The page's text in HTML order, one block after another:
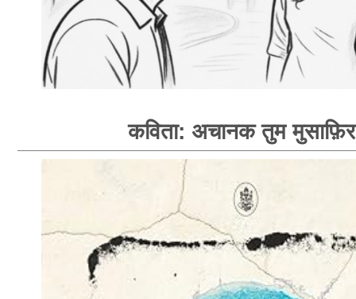
कविता: अचानक तुम मुसाफ़िर